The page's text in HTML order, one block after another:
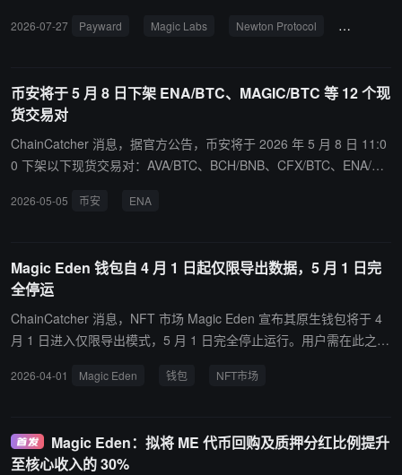
此次交易为资产出售形式，交易完成后 Magic Labs 与 Payward 仍将
万名开发者。Newton Labs 未来将专注开发 Newton Protocol，这是
一个用于链上金融的授权层，在交易上链结算前执行合规、安全及风
险策略，该协议已于 2026 年 6 月进入主网测试阶段。基于 Newton
Protocol 的首款产品 VaultKit 是一套面向机构级金库的可组合策略工
易，此前该公司已以最高 5.5 亿美元现金加股票完成对 CFTC 持牌衍
平台 NinjaTrader。
2026-07-27 Payward Magic Labs Newton Protocol 嵌入式钱包
币安将于 5 月 8 日下架 ENA/BTC、MAGIC/BTC 等 12 个现
货交易对
ChainCatcher 消息，据官方公告，币安将于 2026 年 5 月 8 日 11:0
0 下架以下现货交易对：AVA/BTC、BCH/BNB、CFX/BTC、ENA/BT
DC、STEEM/ETH、WIN/TRX 和 XPL/FDUSD。 用户请注意在下架
2026-05-05 币安 ENA
Magic Eden 钱包自 4 月 1 日起仅限导出数据，5 月 1 日完
全停运
ChainCatcher 消息，NFT 市场 Magic Eden 宣布其原生钱包将于 4
月 1 日进入仅限导出模式，5 月 1 日完全停止运行。用户需在此之前
下架，新钱包无法下载或恢复。 Magic Eden 此前已关闭以太坊和比
划。
2026-04-01 Magic Eden 钱包 NFT市场
Magic Eden：拟将 ME 代币回购及质押分红比例提升
至核心收入的 30%